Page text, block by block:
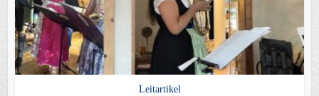
Leitartikel